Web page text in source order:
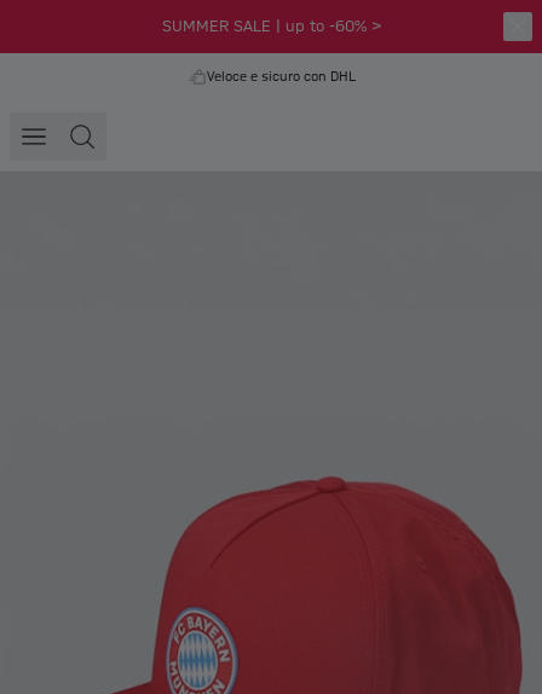
SUMMER SALE | up to -60% >
Veloce e sicuro con DHL